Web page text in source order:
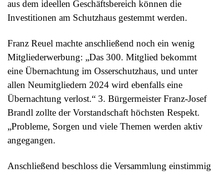
aus dem ideellen Geschäftsbereich können die
Investitionen am Schutzhaus gestemmt werden.
Franz Reuel machte anschließend noch ein wenig
Mitgliederwerbung: „Das 300. Mitglied bekommt
eine Übernachtung im Osserschutzhaus, und unter
allen Neumitgliedern 2024 wird ebenfalls eine
Übernachtung verlost.“ 3. Bürgermeister Franz-Josef
Brandl zollte der Vorstandschaft höchsten Respekt.
„Probleme, Sorgen und viele Themen werden aktiv
angegangen.
Anschließend beschloss die Versammlung einstimmig